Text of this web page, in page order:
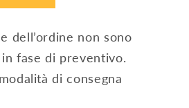
dell’ordine non sono
fase di preventivo.
di consegna